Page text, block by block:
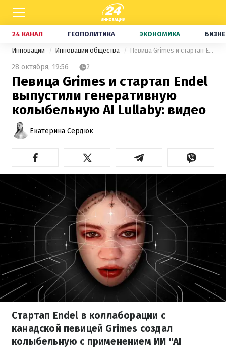
24 КАНАЛ ГЕОПОЛИТИКА ЭКОНОМИКА
Инновации Инновации общества Певица Grimes и стартап Endel выпустили генеративную колыбельную AI Lullaby: видео
28 октября, 19:56 2
Певица Grimes и стартап Endel
выпустили генеративную
колыбельную AI Lullaby: видео
Екатерина Сердюк
Стартап Endel в коллаборации с
канадской певицей Grimes создал
колыбельную с применением ИИ "AI